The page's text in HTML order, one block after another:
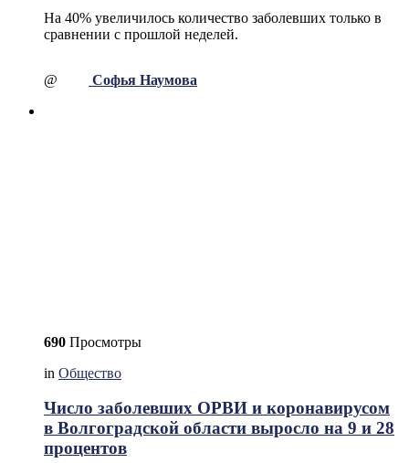
На 40% увеличилось количество заболевших только в
сравнении с прошлой неделей.
@ Софья Наумова
690 Просмотры
in Общество
Число заболевших ОРВИ и коронавирусом
в Волгоградской области выросло на 9 и 28
процентов